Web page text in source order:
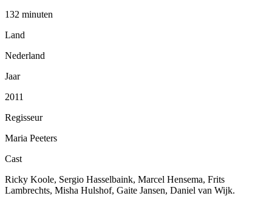
132 minuten
Land
Nederland
Jaar
2011
Regisseur
Maria Peeters
Cast
Ricky Koole, Sergio Hasselbaink, Marcel Hensema, Frits
Lambrechts, Misha Hulshof, Gaite Jansen, Daniel van Wijk.